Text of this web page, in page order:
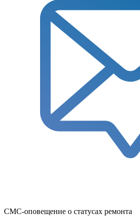
СМС-оповещение о статусах ремонта